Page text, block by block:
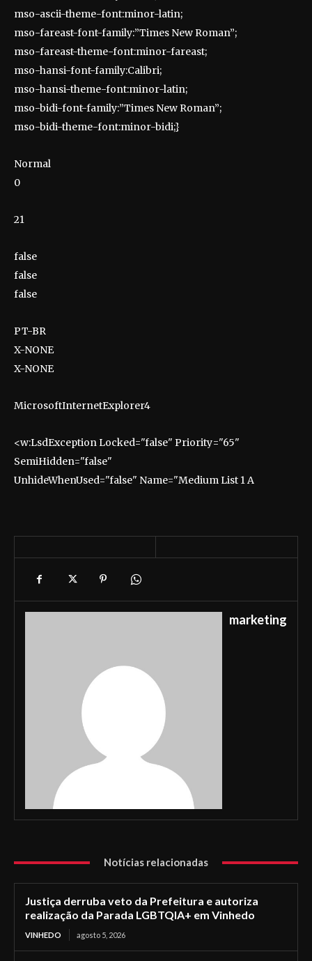
mso-ascii-theme-font:minor-latin;
mso-fareast-font-family:”Times New Roman”;
mso-fareast-theme-font:minor-fareast;
mso-hansi-font-family:Calibri;
mso-hansi-theme-font:minor-latin;
mso-bidi-font-family:”Times New Roman”;
mso-bidi-theme-font:minor-bidi;}
Normal
0
21
false
false
false
PT-BR
X-NONE
X-NONE
MicrosoftInternetExplorer4
<w:LsdException Locked="false" Priority="65"
SemiHidden="false"
UnhideWhenUsed="false" Name="Medium List 1 A
marketing
Notícias relacionadas
Justiça derruba veto da Prefeitura e autoriza
realização da Parada LGBTQIA+ em Vinhedo
VINHEDO agosto 5, 2026